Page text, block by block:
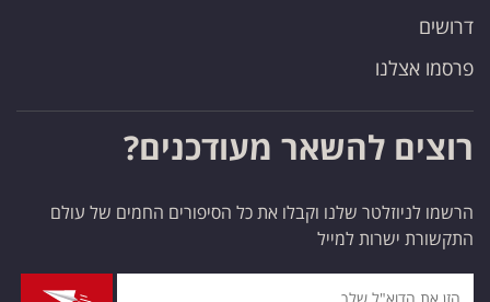
דרושים
פרסמו אצלנו
רוצים להשאר מעודכנים?
הרשמו לניוזלטר שלנו וקבלו את כל הסיפורים החמים של עולם
התקשורת ישרות למייל